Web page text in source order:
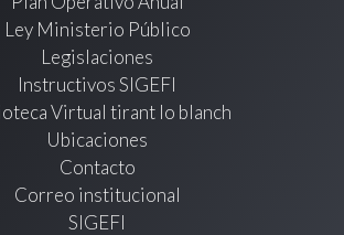
Ley Ministerio Público
Legislaciones
Instructivos SIGEFI
Virtual tirant lo blanch
Ubicaciones
Contacto
Correo institucional
SIGEFI